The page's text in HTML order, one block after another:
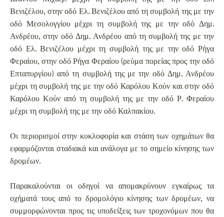
Βενιζέλου, στην οδό Ελ. Βενιζέλου από τη συμβολή της με την
οδό Μεσολογγίου μέχρι τη συμβολή της με την οδό Δημ.
Ανδρέου, στην οδό Δημ. Ανδρέου από τη συμβολή της με την
οδό Ελ. Βενιζέλου μέχρι τη συμβολή της με την οδό Ρήγα
Φεραίου, στην οδό Ρήγα Φεραίου (ρεύμα πορείας προς την οδό
Επταπυργίου) από τη συμβολή της με την οδό Δημ. Ανδρέου
μέχρι τη συμβολή της με την οδό Καρόλου Κούν και στην οδό
Καρόλου Κούν από τη συμβολή της με την οδό Ρ. Φεραίου
μέχρι τη συμβολή της με την οδό Καλπακίου.
Οι περιορισμοί στην κυκλοφορία και στάση των οχημάτων θα
εφαρμόζονται σταδιακά και ανάλογα με το σημείο κίνησης των
δρομέων.
Παρακαλούνται οι οδηγοί να απομακρύνουν εγκαίρως τα
οχήματά τους από το δρομολόγιο κίνησης των δρομέων, να
συμμορφώνονται προς τις υποδείξεις των τροχονόμων που θα